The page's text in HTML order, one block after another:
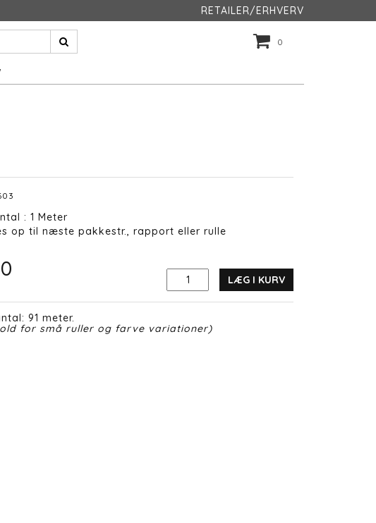
RETAILER/ERHVERV
0
: 1 Meter
op til næste pakkestr., rapport eller rulle
LÆG I KURV
91 meter.
for små ruller og farve variationer)